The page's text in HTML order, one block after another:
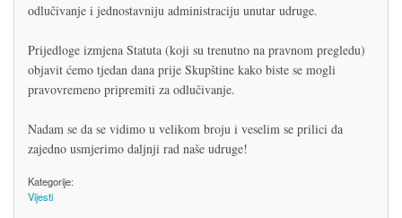
odlučivanje i jednostavniju administraciju unutar udruge.
Prijedloge izmjena Statuta (koji su trenutno na pravnom pregledu)
objavit ćemo tjedan dana prije Skupštine kako biste se mogli
pravovremeno pripremiti za odlučivanje.
Nadam se da se vidimo u velikom broju i veselim se prilici da
zajedno usmjerimo daljnji rad naše udruge!
Kategorije:
Vijesti